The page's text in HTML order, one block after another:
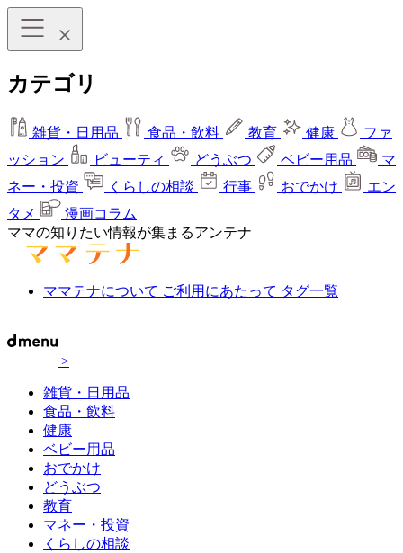
カテゴリ
雑貨・日用品 食品・飲料 教育 健康
ファ
ッション
ビューティ どうぶつ ベビー用品
マ
ネー・投資
くらしの相談 行事 おでかけ
エン
タメ
漫画コラム
ママの知りたい情報が集まるアンテナ
ママテナについて ご利用にあたって タグ一覧
>
雑貨・日用品
食品・飲料
健康
ベビー用品
おでかけ
どうぶつ
教育
マネー・投資
くらしの相談